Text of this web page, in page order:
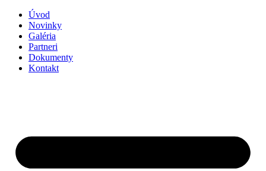
Preskočiť
obsah
Úvod
Novinky
Galéria
Partneri
Dokumenty
Kontakt